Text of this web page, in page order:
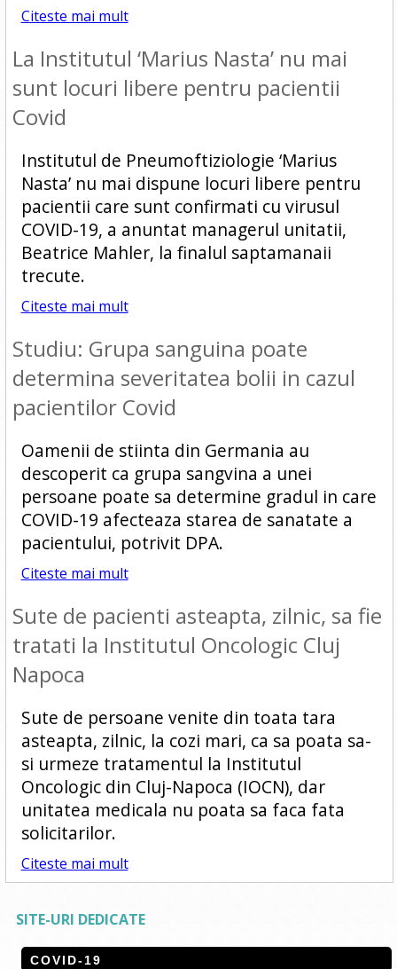
Citeste mai mult
La Institutul ‘Marius Nasta’ nu mai
sunt locuri libere pentru pacientii
Covid
Institutul de Pneumoftiziologie ‘Marius
Nasta’ nu mai dispune locuri libere pentru
pacientii care sunt confirmati cu virusul
COVID-19, a anuntat managerul unitatii,
Beatrice Mahler, la finalul saptamanaii
trecute.
Citeste mai mult
Studiu: Grupa sanguina poate
determina severitatea bolii in cazul
pacientilor Covid
Oamenii de stiinta din Germania au
descoperit ca grupa sangvina a unei
persoane poate sa determine gradul in care
COVID-19 afecteaza starea de sanatate a
pacientului, potrivit DPA.
Citeste mai mult
Sute de pacienti asteapta, zilnic, sa fie
tratati la Institutul Oncologic Cluj
Napoca
Sute de persoane venite din toata tara
asteapta, zilnic, la cozi mari, ca sa poata sa-
si urmeze tratamentul la Institutul
Oncologic din Cluj-Napoca (IOCN), dar
unitatea medicala nu poata sa faca fata
solicitarilor.
Citeste mai mult
SITE-URI DEDICATE
COVID-19